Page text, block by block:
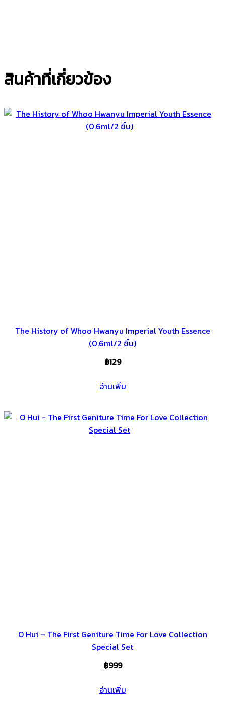
สินค้าที่เกี่ยวข้อง
The History of Whoo Hwanyu Imperial Youth Essence
(0.6ml/2 ชิ้น)⁣⁣
฿129
อ่านเพิ่ม
O Hui – The First Geniture Time For Love Collection
Special Set
฿999
อ่านเพิ่ม